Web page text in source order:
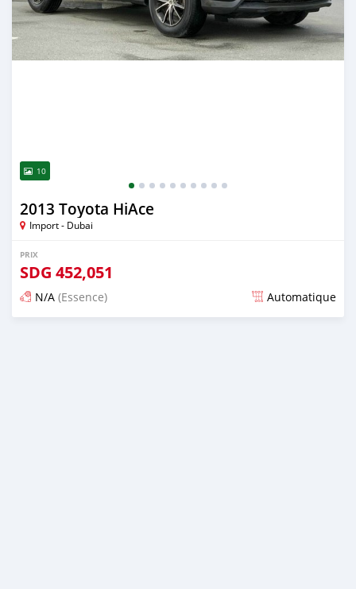
10
2013 Toyota HiAce
Import - Dubai
PRIX
SDG 452,051
N/A (Essence) Automatique